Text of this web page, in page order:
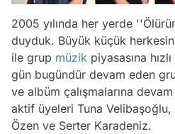
2005 yılında her yerde
duyduk. Büyük küçük
ile grup müzik piyasasına
gün bugündür devam eden
ve albüm çalışmalarına
aktif üyeleri Tuna
Özen ve Serter Karadeniz.